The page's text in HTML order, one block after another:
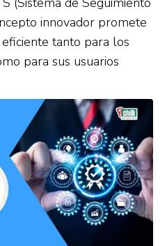
innovador promete
tanto para los
para sus usuarios